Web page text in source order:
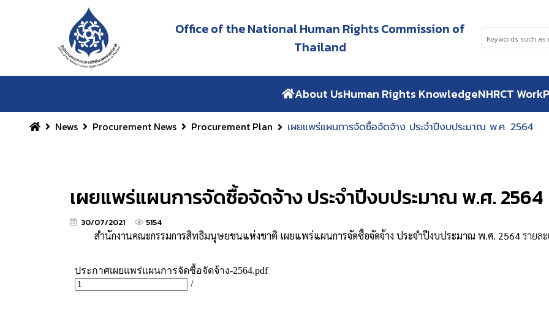
Office of the National Human Rights Commission of
Thailand
About UsHuman Rights KnowledgeNHRCT Work
News Procurement News Procurement Plan เผยแพร่แผนการจัดซื้อจัดจ้าง ประจำปีงบประมาณ พ.ศ. 2564
เผยแพร่แผนการจัดซื้อจัดจ้าง ประจำปีงบประมาณ พ.ศ. 2564
30/07/2021 5154
สำนักงานคณะกรรมการสิทธิมนุษยชนแห่งชาติ เผยแพร่แผนการจัดซื้อจัดจ้าง ประจำปีงบประมาณ พ.ศ. 2564รายล